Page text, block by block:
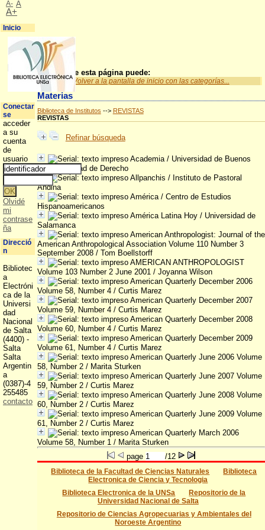
A partir de esta página puede:
Volver a la pantalla de inicio con las categorías...
Materias
Biblioteca de Institutos --> REVISTAS
REVISTAS
Refinar búsqueda
Academia/ Universidad de Buenos
Aires.Facultad de Derecho
Allpanchis / Instituto de Pastoral
Andina
América/ Centro de Estudios
Hispanoamericanos
América Latina Hoy/ Universidad de
Salamanca
American Anthropologist: Journal of the
American Anthropological Association Volume 110 Number 3
September 2008/ Tom Boellstorff
AMERICAN ANTHROPOLOGIST
Volume 103 Number 2 June 2001/ Joyanna Wilson
American Quarterly December 2006
Volume 58, Number 4/ Curtis Marez
American Quarterly December 2007
Volume 59, Number 4/ Curtis Marez
American Quarterly December 2008
Volume 60, Number 4/ Curtis Marez
American Quarterly December 2009
Volume 61, Number 4/ Curtis Marez
American Quarterly June 2006 Volume
58, Number 2/ Marita Sturken
American Quarterly June 2007 Volume
59, Number 2/ Curtis Marez
American Quarterly June 2008 Volume
60, Number 2/ Curtis Marez
American Quarterly June 2009 Volume
61, Number 2/ Curtis Marez
American Quarterly March 2006
Volume 58, Number 1/ Marita Sturken
page
/12
Biblioteca de la Facultad de Ciencias Naturales
Biblioteca
Electronica de Ciencia y Tecnologia
Biblioteca Electronica de la UNSa
Repositorio de la
Universidad Nacional de Salta
Repositorio de Ciencias Agropecuarias y Ambientales del
Noroeste Argentino
A- A
A+
Inicio
Conectar
se
acceder
a su
cuenta
de
usuario
Olvidé
mi
contrase
ña
Direcció
n
Bibliotec
a
Electróni
ca de la
Universi
dad
Nacional
de Salta
(4400) -
Salta
Salta
Argentin
a
(0387)-4
255485
contacto